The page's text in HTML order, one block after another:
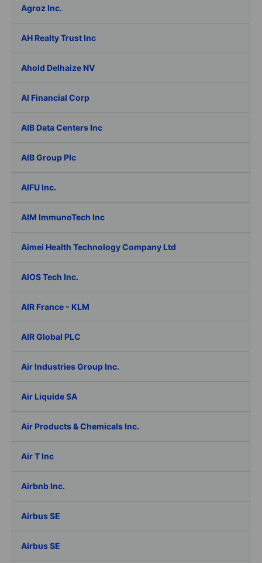
Agroz Inc.
AH Realty Trust Inc
Ahold Delhaize NV
AI Financial Corp
AIB Data Centers Inc
AIB Group Plc
AIFU Inc.
AIM ImmunoTech Inc
Aimei Health Technology Company Ltd
AIOS Tech Inc.
AIR France - KLM
AIR Global PLC
Air Industries Group Inc.
Air Liquide SA
Air Products & Chemicals Inc.
Air T Inc
Airbnb Inc.
Airbus SE
Airbus SE